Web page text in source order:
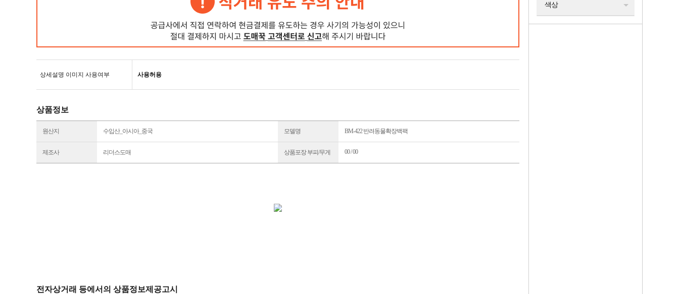
상세설명 이미지 사용여부 사용허용
상품정보
원산지 수입산_아시아_중국 모델명 BM-422 반려동물확장백팩
제조사 리더스도매 상품포장 부피/무게 00 / 00
전자상거래 등에서의 상품정보제공고시
색상